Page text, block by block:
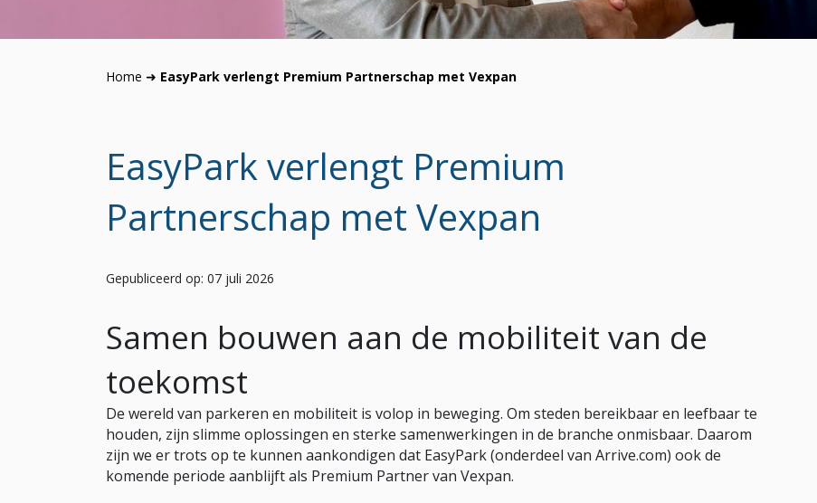
Home ➜ EasyPark verlengt Premium Partnerschap met Vexpan
EasyPark verlengt Premium
Partnerschap met Vexpan
Gepubliceerd op: 07 juli 2026
Samen bouwen aan de mobiliteit van de
toekomst
De wereld van parkeren en mobiliteit is volop in beweging. Om steden bereikbaar en leefbaar te
houden, zijn slimme oplossingen en sterke samenwerkingen in de branche onmisbaar. Daarom
zijn we er trots op te kunnen aankondigen dat EasyPark (onderdeel van Arrive.com) ook de
komende periode aanblijft als Premium Partner van Vexpan.